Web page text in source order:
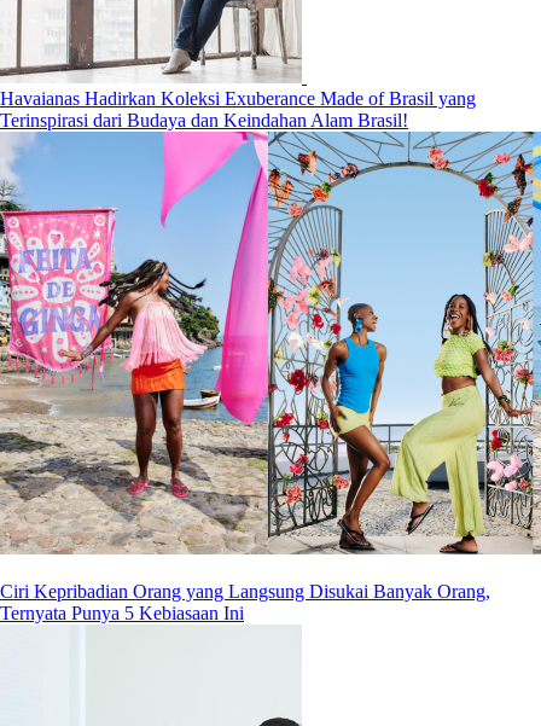
Havaianas Hadirkan Koleksi Exuberance Made of Brasil yang
Terinspirasi dari Budaya dan Keindahan Alam Brasil!
Ciri Kepribadian Orang yang Langsung Disukai Banyak Orang,
Ternyata Punya 5 Kebiasaan Ini